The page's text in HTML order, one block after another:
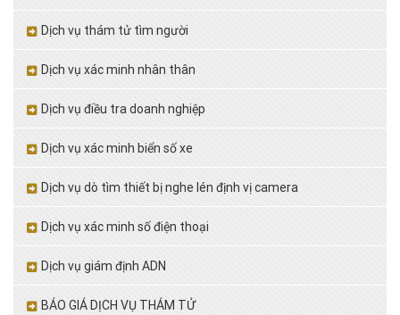
Dịch vụ thám tử tìm người
Dịch vụ xác minh nhân thân
Dịch vụ điều tra doanh nghiệp
Dịch vụ xác minh biển số xe
Dịch vụ dò tìm thiết bị nghe lén định vị camera
Dịch vụ xác minh số điện thoại
Dịch vụ giám định ADN
BÁO GIÁ DỊCH VỤ THÁM TỬ